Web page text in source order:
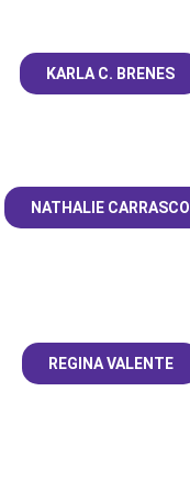
KARLA C. BRENES
NATHALIE CARRASCO
REGINA VALENTE